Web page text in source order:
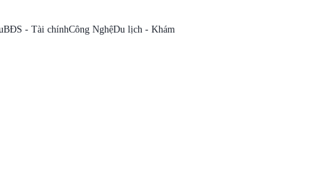
BĐS - Tài chínhCông NghệDu lịch - Khám